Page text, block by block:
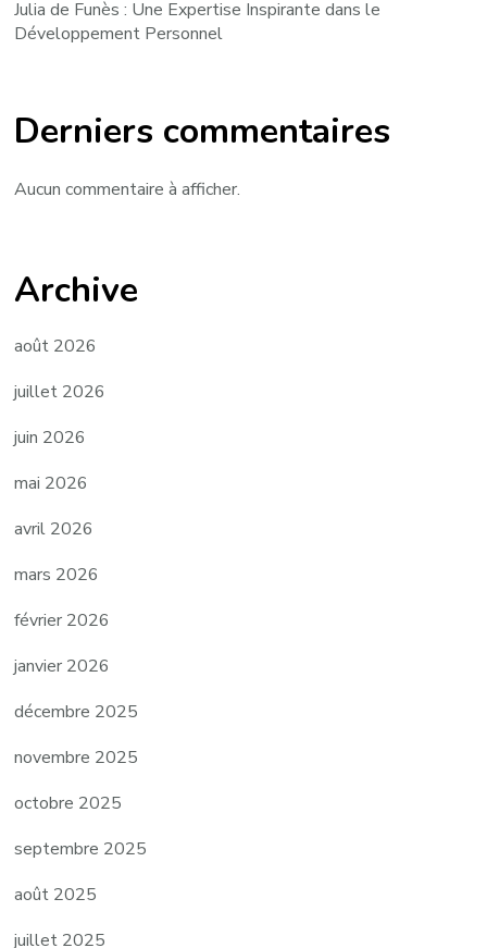
Julia de Funès : Une Expertise Inspirante dans le
Développement Personnel
Derniers commentaires
Aucun commentaire à afficher.
Archive
août 2026
juillet 2026
juin 2026
mai 2026
avril 2026
mars 2026
février 2026
janvier 2026
décembre 2025
novembre 2025
octobre 2025
septembre 2025
août 2025
juillet 2025